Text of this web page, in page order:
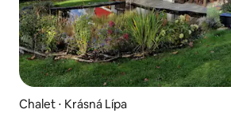
Chalet ⋅ Krásná Lípa